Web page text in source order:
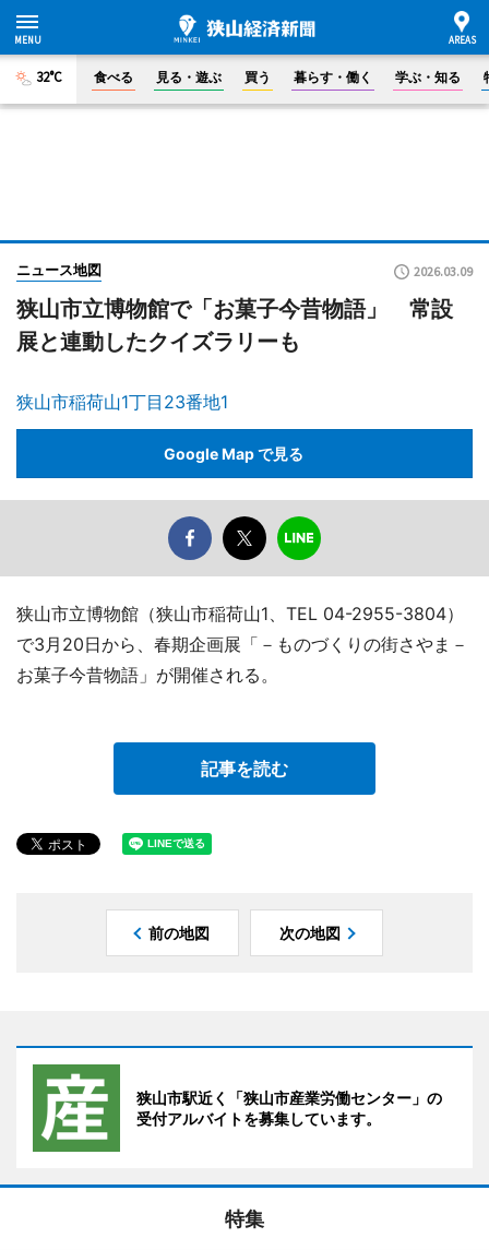
32°C 食べる 見る・遊ぶ 買う 暮らす・働く 学ぶ・知る
ニュース地図 2026.03.09
狭山市立博物館で「お菓子今昔物語」 常設
展と連動したクイズラリーも
狭山市稲荷山1丁目23番地1
Google Map で見る
狭山市立博物館（狭山市稲荷山1、TEL 04-2955-3804）
で3月20日から、春期企画展「－ものづくりの街さやま－
お菓子今昔物語」が開催される。
記事を読む
前の地図 次の地図
狭山市駅近く「狭山市産業労働センター」の
受付アルバイトを募集しています。
特集